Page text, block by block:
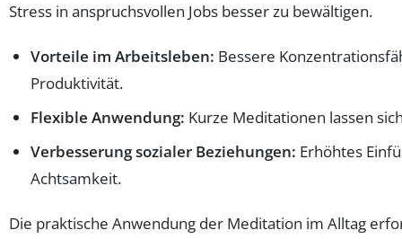
Stress in anspruchsvollen Jobs besser zu bewältigen.
Vorteile im Arbeitsleben: Bessere
Produktivität.
Flexible Anwendung: Kurze Meditationen lassen
Verbesserung sozialer Beziehungen: Erhöhtes
Achtsamkeit.
Die praktische Anwendung der Meditation im Alltag